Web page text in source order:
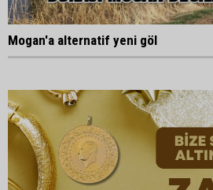
Mogan'a alternatif yeni göl